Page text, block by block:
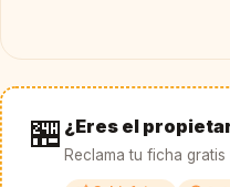
🏪 ¿Eres el
Reclama tu ficha